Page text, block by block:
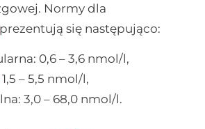
Normy dla
prezentują się następująco:
0,6 – 3,6 nmol/l,
1,5 – 5,5 nmol/l,
3,0 – 68,0 nmol/l.